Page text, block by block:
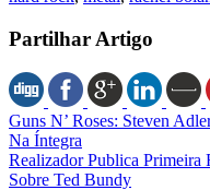
Partilhar Artigo
Guns N’ Roses: Steven
Na Íntegra
Realizador Publica Primeira
Sobre Ted Bundy